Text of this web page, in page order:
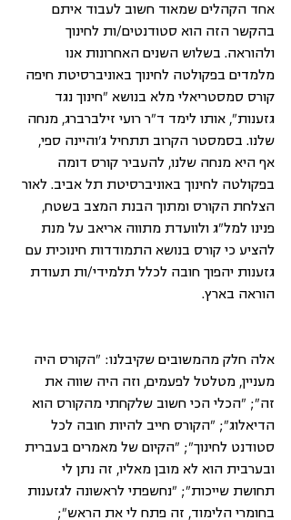
אחד הקהלים שמאוד חשוב לעבוד איתם
בהקשר הזה הוא סטודנטים/ות לחינוך
ולהוראה. בשלוש השנים האחרונות אנו
מלמדים בפקולטה לחינוך באוניברסיטת חיפה
קורס סמסטריאלי מלא בנושא "חינוך נגד
גזענות", אותו לימד ד"ר רועי זילברברג, מנחה
שלנו. בסמסטר הקרוב תתחיל ג'והיינה ספי,
אף היא מנחה שלנו, להעביר קורס דומה
בפקולטה לחינוך באוניברסיטת תל אביב. לאור
הצלחת הקורס ומתוך הבנת המצב בשטח,
פנינו למל"ג ולוועדת מתווה אריאב על מנת
להציע כי קורס בנושא התמודדות חינוכית עם
גזענות יהפוך חובה לכלל תלמידי/ות תעודת
הוראה בארץ.
אלה חלק מהמשובים שקיבלנו: "הקורס היה
מעניין, מטלטל לפעמים, וזה היה שווה את
זה"; "הכלי הכי חשוב שלקחתי מהקורס הוא
הדיאלוג"; "הקורס חייב להיות חובה לכל
סטודנט לחינוך"; "הקיום של מאמרים בעברית
ובערבית הוא לא מובן מאליו, זה נתן לי
תחושת שייכות"; "נחשפתי לראשונה לגזענות
בחומרי הלימוד, זה פתח לי את הראש";